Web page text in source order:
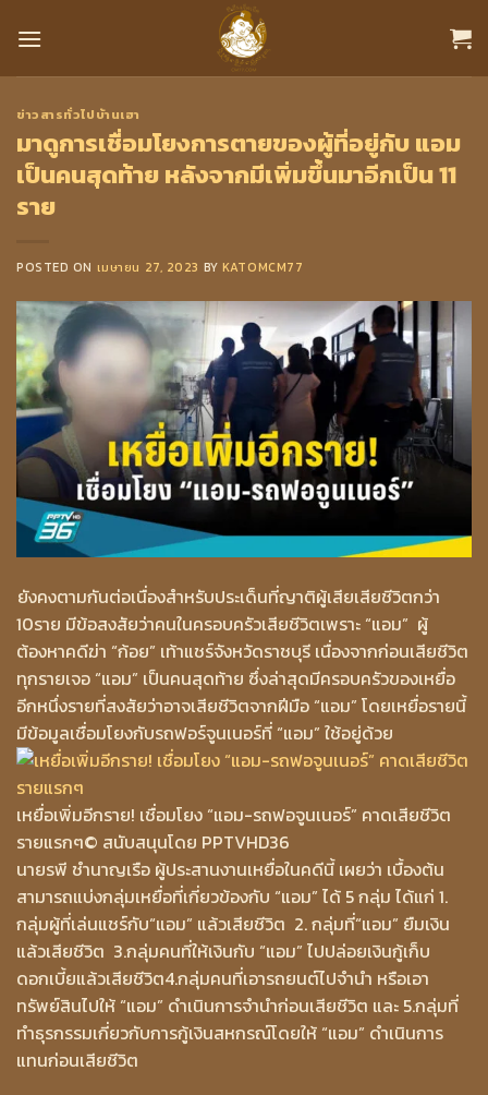
ข่าวสารทั่วไปบ้านเฮา
มาดูการเชื่อมโยงการตายของผู้ที่อยู่กับ แอม
เป็นคนสุดท้าย หลังจากมีเพิ่มขึ้นมาอีกเป็น 11
ราย
POSTED ON เมษายน 27, 2023 BY KATOMCM77
ยังคงตามกันต่อเนื่องสำหรับประเด็นที่ญาติผู้เสียเสียชีวิตกว่า
10ราย มีข้อสงสัยว่าคนในครอบครัวเสียชีวิตเพราะ “แอม” ผู้
ต้องหาคดีฆ่า “ก้อย” เท้าแชร์จังหวัดราชบุรี เนื่องจากก่อนเสียชีวิต
ทุกรายเจอ “แอม” เป็นคนสุดท้าย ซึ่งล่าสุดมีครอบครัวของเหยื่อ
อีกหนึ่งรายที่สงสัยว่าอาจเสียชีวิตจากฝีมือ “แอม” โดยเหยื่อรายนี้
มีข้อมูลเชื่อมโยงกับรถฟอร์จูนเนอร์ที่ “แอม” ใช้อยู่ด้วย
เหยื่อเพิ่มอีกราย! เชื่อมโยง “แอม-รถฟอจูนเนอร์” คาดเสียชีวิต
รายแรกๆ© สนับสนุนโดย PPTVHD36
นายรพี ชำนาญเรือ ผู้ประสานงานเหยื่อในคดีนี้ เผยว่า เบื้องต้น
สามารถแบ่งกลุ่มเหยื่อที่เกี่ยวข้องกับ “แอม” ได้ 5 กลุ่ม ได้แก่ 1.
กลุ่มผู้ที่เล่นแชร์กับ“แอม” แล้วเสียชีวิต 2. กลุ่มที่“แอม” ยืมเงิน
แล้วเสียชีวิต 3.กลุ่มคนที่ให้เงินกับ “แอม” ไปปล่อยเงินกู้เก็บ
ดอกเบี้ยแล้วเสียชีวิต4.กลุ่มคนที่เอารถยนต์ไปจำนำ หรือเอา
ทรัพย์สินไปให้ “แอม” ดำเนินการจำนำก่อนเสียชีวิต และ 5.กลุ่มที่
ทำธุรกรรมเกี่ยวกับการกู้เงินสหกรณ์โดยให้ “แอม” ดำเนินการ
แทนก่อนเสียชีวิต